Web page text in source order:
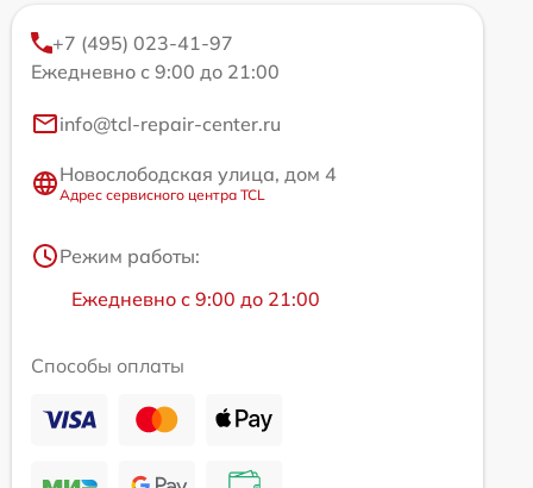
+7 (495) 023-41-97
Ежедневно с 9:00 до 21:00
info@tcl-repair-center.ru
Новослободская улица, дом 4
Адрес сервисного центра TCL
Режим работы:
Ежедневно с 9:00 до 21:00
Способы оплаты